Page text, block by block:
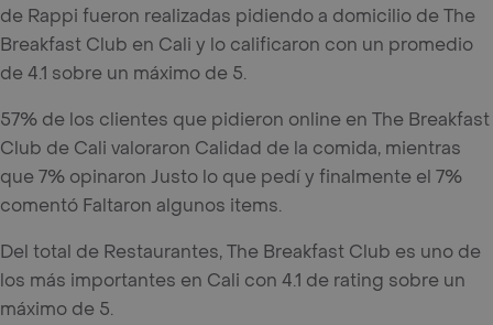
de Rappi fueron realizadas pidiendo a domicilio de The
Breakfast Club en Cali y lo calificaron con un promedio
de 4.1 sobre un máximo de 5.
57% de los clientes que pidieron online en The Breakfast
Club de Cali valoraron Calidad de la comida, mientras
que 7% opinaron Justo lo que pedí y finalmente el 7%
comentó Faltaron algunos items.
Del total de Restaurantes, The Breakfast Club es uno de
los más importantes en Cali con 4.1 de rating sobre un
máximo de 5.